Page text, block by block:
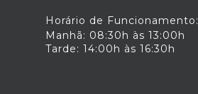
Horário de Funcionamento:
Manhã: 08:30h às 13:00h
Tarde: 14:00h às 16:30h